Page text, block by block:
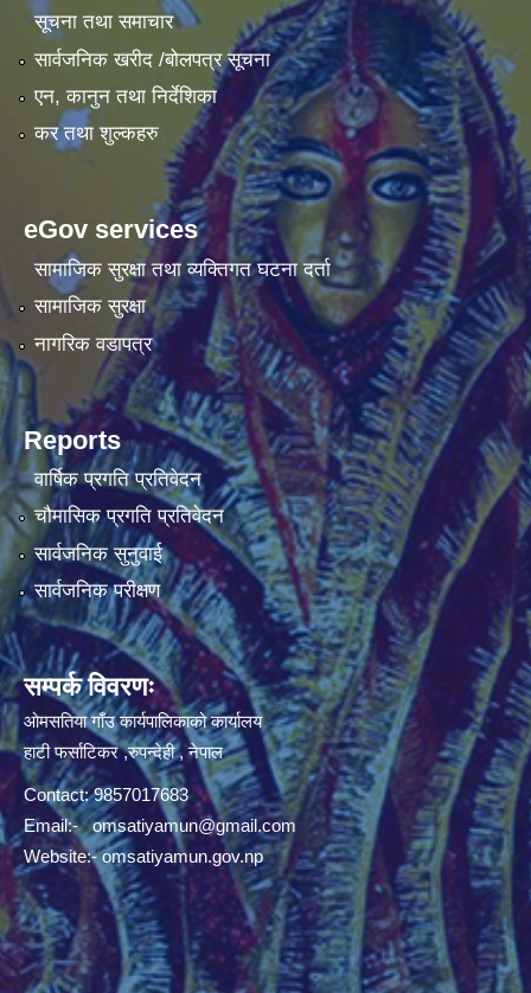
सूचना तथा समाचार
सार्वजनिक खरीद /बोलपत्र सूचना
एन, कानुन तथा निर्देशिका
कर तथा शुल्कहरु
eGov services
सामाजिक सुरक्षा तथा व्यक्तिगत घटना दर्ता
सामाजिक सुरक्षा
नागरिक वडापत्र
Reports
वार्षिक प्रगति प्रतिवेदन
चौमासिक प्रगति प्रतिवेदन
सार्वजनिक सुनुवाई
सार्वजनिक परीक्षण
सम्पर्क विवरणः
ओमसतिया गाँउ कार्यपालिकाको कार्यालय
हाटी फर्साटिकर ,रुपन्देही , नेपाल
Contact: 9857017683
Email:-omsatiyamun@gmail.com
Website:- omsatiyamun.gov.np